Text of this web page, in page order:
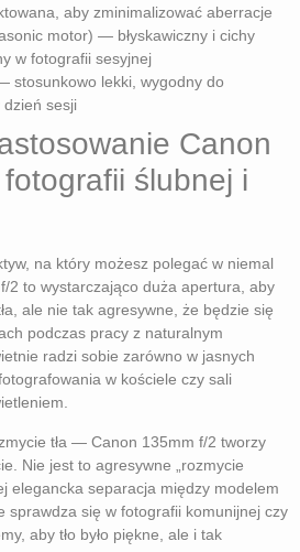
aby zminimalizować aberracje
motor) — błyskawiczny i cichy
w fotografii sesyjnej
stosunkowo lekki, wygodny do
dzień sesji
Canon
ślubnej i
na który możesz polegać w niemal
2 to wystarczająco duża apertura, aby
ale nie tak agresywne, że będzie się
podczas pracy z naturalnym
radzi sobie zarówno w jasnych
w kościele czy sali
tła — Canon 135mm f/2 tworzy
Nie jest to agresywne „rozmycie
elegancka separacja między modelem
sprawdza się w fotografii komunijnej czy
aby tło było piękne, ale i tak